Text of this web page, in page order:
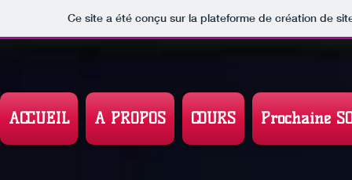
Ce site a été conçu sur la plateforme de création de
ACCUEIL A PROPOS COURS Prochaine